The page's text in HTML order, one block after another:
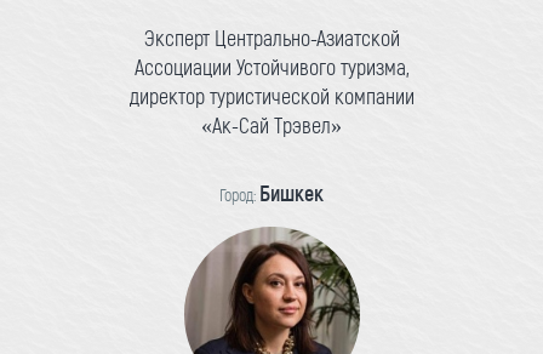
Эксперт Центрально-Азиатской
Ассоциации Устойчивого туризма,
директор туристической компании
«Ак-Сай Трэвел»
Город: Бишкек